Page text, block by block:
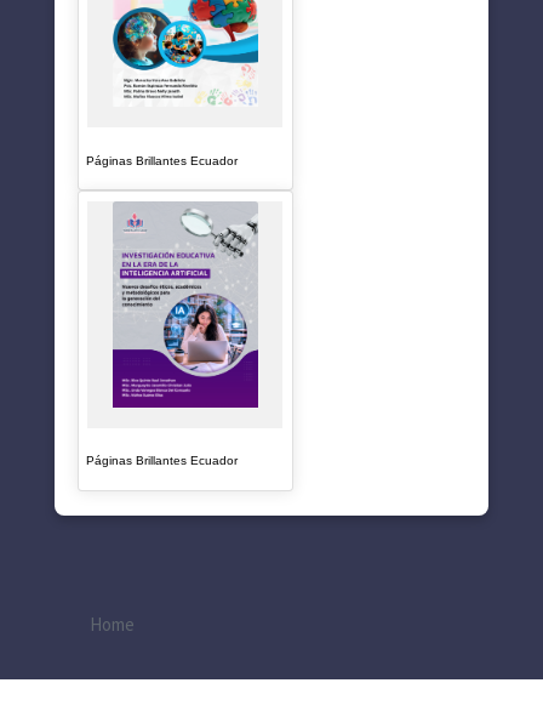
Páginas Brillantes Ecuador
Páginas Brillantes Ecuador
Home